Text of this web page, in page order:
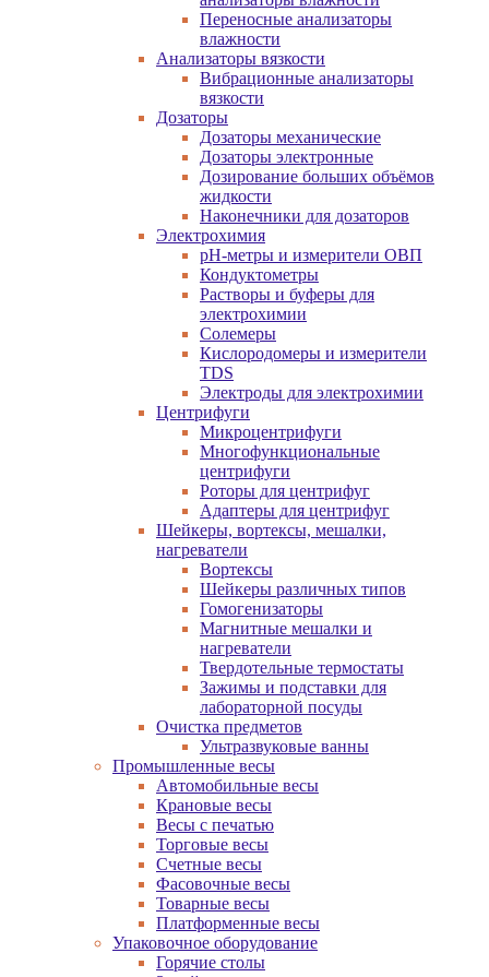
Переносные анализаторы
влажности
Анализаторы вязкости
Вибрационные анализаторы
вязкости
Дозаторы
Дозаторы механические
Дозаторы электронные
Дозирование больших объёмов
жидкости
Наконечники для дозаторов
Электрохимия
pH-метры и измерители ОВП
Кондуктометры
Растворы и буферы для
электрохимии
Солемеры
Кислородомеры и измерители
TDS
Электроды для электрохимии
Центрифуги
Микроцентрифуги
Многофункциональные
центрифуги
Роторы для центрифуг
Адаптеры для центрифуг
Шейкеры, вортексы, мешалки,
нагреватели
Вортексы
Шейкеры различных типов
Гомогенизаторы
Магнитные мешалки и
нагреватели
Твердотельные термостаты
Зажимы и подставки для
лабораторной посуды
Очистка предметов
Ультразвуковые ванны
Промышленные весы
Автомобильные весы
Крановые весы
Весы с печатью
Торговые весы
Счетные весы
Фасовочные весы
Товарные весы
Платформенные весы
Упаковочное оборудование
Горячие столы